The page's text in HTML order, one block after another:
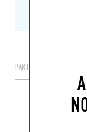
PARTAGER